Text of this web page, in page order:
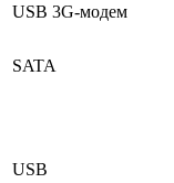
USB 3G-модем
SATA
USB